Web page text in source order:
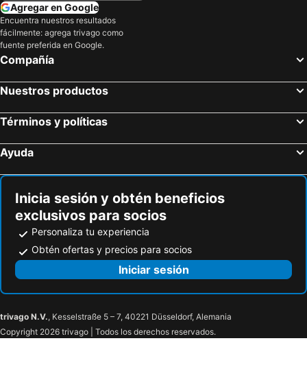
Agregar en Google
Encuentra nuestros resultados
fácilmente: agrega trivago como
fuente preferida en Google.
Compañía
Nuestros productos
Términos y políticas
Ayuda
Inicia sesión y obtén beneficios
exclusivos para socios
Personaliza tu experiencia
Obtén ofertas y precios para socios
Iniciar sesión
trivago N.V., Kesselstraße 5 – 7, 40221 Düsseldorf, Alemania
Copyright 2026 trivago | Todos los derechos reservados.